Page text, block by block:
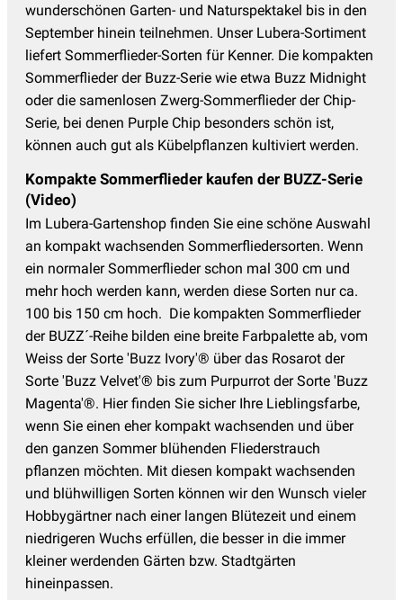
wunderschönen Garten- und Naturspektakel bis in den
September hinein teilnehmen. Unser Lubera-Sortiment
liefert Sommerflieder-Sorten für Kenner. Die kompakten
Sommerflieder der Buzz-Serie wie etwa Buzz Midnight
oder die samenlosen Zwerg-Sommerflieder der Chip-
Serie, bei denen Purple Chip besonders schön ist,
können auch gut als Kübelpflanzen kultiviert werden.
Kompakte Sommerflieder kaufen der BUZZ-Serie
(Video)
Im Lubera-Gartenshop finden Sie eine schöne Auswahl
an kompakt wachsenden Sommerfliedersorten. Wenn
ein normaler Sommerflieder schon mal 300 cm und
mehr hoch werden kann, werden diese Sorten nur ca.
100 bis 150 cm hoch. Die kompakten Sommerflieder
der BUZZ´-Reihe bilden eine breite Farbpalette ab, vom
Weiss der Sorte 'Buzz Ivory'® über das Rosarot der
Sorte 'Buzz Velvet'® bis zum Purpurrot der Sorte 'Buzz
Magenta'®. Hier finden Sie sicher Ihre Lieblingsfarbe,
wenn Sie einen eher kompakt wachsenden und über
den ganzen Sommer blühenden Fliederstrauch
pflanzen möchten. Mit diesen kompakt wachsenden
und blühwilligen Sorten können wir den Wunsch vieler
Hobbygärtner nach einer langen Blütezeit und einem
niedrigeren Wuchs erfüllen, die besser in die immer
kleiner werdenden Gärten bzw. Stadtgärten
hineinpassen.